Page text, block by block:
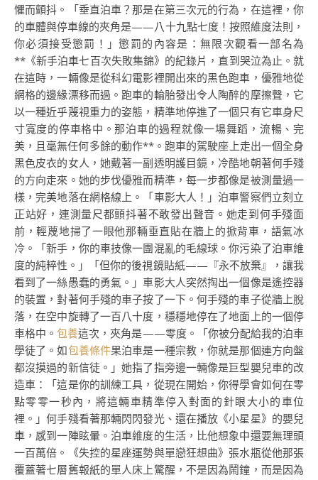
懼而顫抖。「垂直泊車？那是在第三次元的行為，在這裡，你
的車體與停車線的夾角是——八十九點七度！按照維度法則，
你必須接受懲罰！」懲罰的內容是：無限次觀看一部名為
**《新手泊車七百次失敗集錦》的紀錄片，直到哭泣為止。就
在這時，一輛像是從科幻電影裡開出來的黑色跑車，優雅地從
網格的邊緣漂移而過。跑車的輪胎發出令人陶醉的摩擦聲，它
以一種近乎蔑視重力的姿態，精準地停進了一個只有它車身尺
寸寬度的停車格中。那泊車的過程就像一場舞蹈，流暢、完
美，且毫無任何多餘的動作**。跑車的駕駛座上走出一個全身
黑色皮衣的女人，她戴著一副透明護目鏡，冷酷地朝著何手殘
的方向走來。她的步伐優雅而精準，每一步都像是被測量過一
樣，完美地落在網格線上。「車影大人！」泊車警察們立刻立
正站好，連測量尺都顫抖著不敢發出聲音。她走到何手殘面
前，輕蔑地掃了一眼他那輛垂直貼在牆上的掀背車，語氣冰
冷。「新手，你的車技像一團混亂的毛線球。你污染了泊車維
度的純粹性。」「但你的後視鏡貼紙——『永不放棄』，讓我
看到了一絲愚蠢的勇氣。」車影大人突然掏出一個像是遙控器
的裝置，對著何手殘的車子按了一下。何手殘的車子從牆上脫
落，在空中旋轉了一百八十度，穩穩地停在了地面上的一個停
車格中。包養這次，夾角是——零度。「你被分配給我的泊車
學徒了。如包養條件果泊車是一種宗教，你就是那個連方向盤
都沒摸過的新信徒。」她指了指旁邊一輛像是巨型嬰兒車的改
造車：「這是你的訓練工具，從現在開始，你得學會如何在零
點零零一秒內，將這輛車精準停入對面的針眼大小的車位
裡。」何手殘看著那輛閃閃發光、還在播放《小星星》的嬰兒
車，感到一陣眩暈。泊車維度的生活，比他想象中還要無理頭
一百萬倍。《失控的星座運勢與單戀狂想曲》張水瓶從他那張
覆蓋著七層舊報紙的單人床上驚醒，不是因為鬧鐘，而是因為